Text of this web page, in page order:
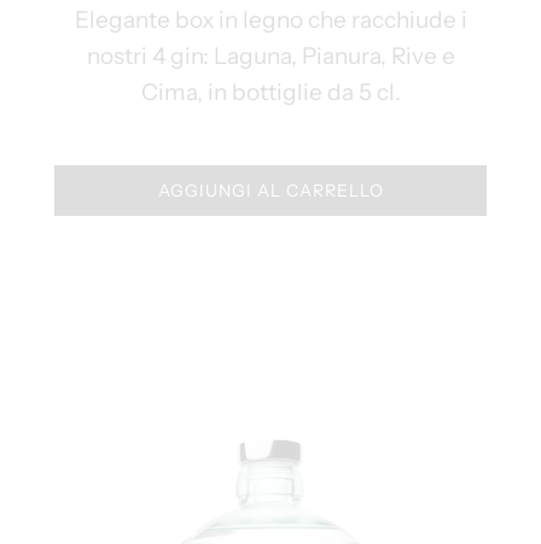
Elegante box in legno che racchiude i
nostri 4 gin: Laguna, Pianura, Rive e
Cima, in bottiglie da 5 cl.
AGGIUNGI AL CARRELLO